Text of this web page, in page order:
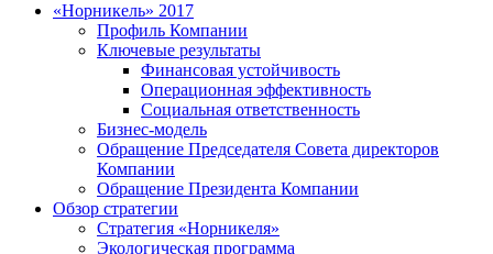
«Норникель» 2017
Профиль Компании
Ключевые результаты
Финансовая устойчивость
Операционная эффективность
Социальная ответственность
Бизнес-модель
Обращение Председателя Совета директоров
Компании
Обращение Президента Компании
Обзор стратегии
Стратегия «Норникеля»
Экологическая программа